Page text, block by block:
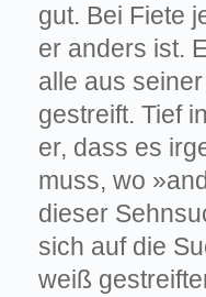
gut. Bei Fiete
er anders ist.
alle aus
gestreift. Tief
er, dass es
muss, wo
dieser
sich auf die
weiß